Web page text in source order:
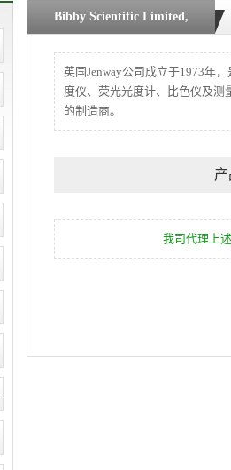
Bibby Scientific Limited,
英国Jenway公司成立于1973年
度仪、荧光光度计、比色仪及测
的制造商。
我司代理上